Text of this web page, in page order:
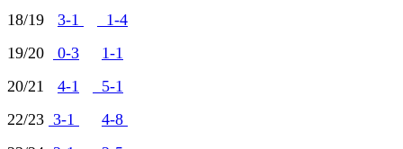
18/19 3-1
1-4
19/20
0-3
1-1
20/21 4-1
5-1
22/23 3-1
4-8